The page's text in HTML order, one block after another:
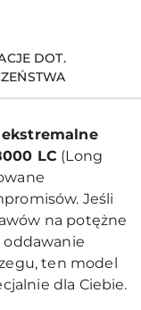
DOT.
ekstremalne
LC (Long
Jeśli
na potężne
oddawanie
ten model
dla Ciebie.